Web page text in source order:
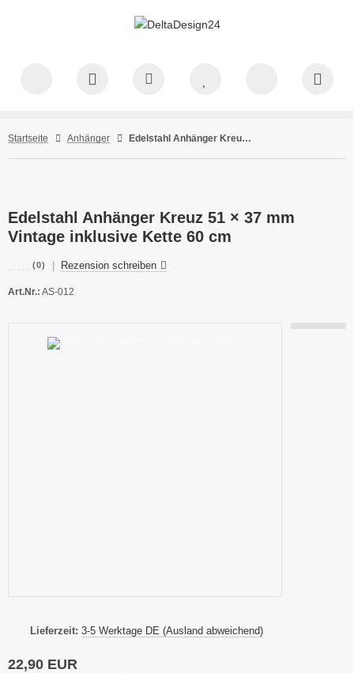
Startseite Anhänger Edelstahl Anhänger Kreuz 51 × 37 mm Vintage inklusive Kette 60 cm
Edelstahl Anhänger Kreuz 51 × 37 mm
Vintage inklusive Kette 60 cm
(0) Rezension schreiben
Art.Nr.: AS-012
Lieferzeit: 3-5 Werktage DE (Ausland abweichend)
22,90 EUR